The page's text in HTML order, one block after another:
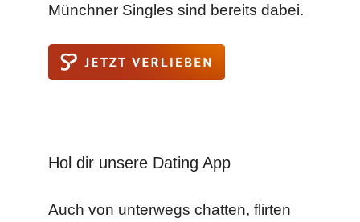
Münchner Singles sind bereits dabei.
Hol dir unsere Dating App
Auch von unterwegs chatten, flirten